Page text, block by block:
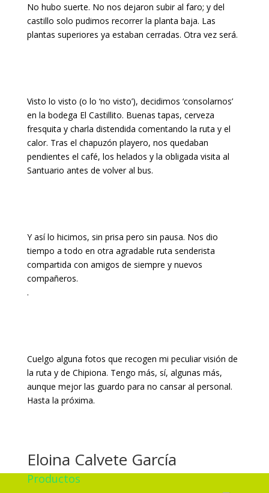
No hubo suerte. No nos dejaron subir al faro; y del
castillo solo pudimos recorrer la planta baja. Las
plantas superiores ya estaban cerradas. Otra vez será.
Visto lo visto (o lo ‘no visto’), decidimos ‘consolarnos’
en la bodega El Castillito. Buenas tapas, cerveza
fresquita y charla distendida comentando la ruta y el
calor. Tras el chapuzón playero, nos quedaban
pendientes el café, los helados y la obligada visita al
Santuario antes de volver al bus.
Y así lo hicimos, sin prisa pero sin pausa. Nos dio
tiempo a todo en otra agradable ruta senderista
compartida con amigos de siempre y nuevos
compañeros.
.
Cuelgo alguna fotos que recogen mi peculiar visión de
la ruta y de Chipiona. Tengo más, sí, algunas más,
aunque mejor las guardo para no cansar al personal.
Hasta la próxima.
Eloina Calvete García
Productos